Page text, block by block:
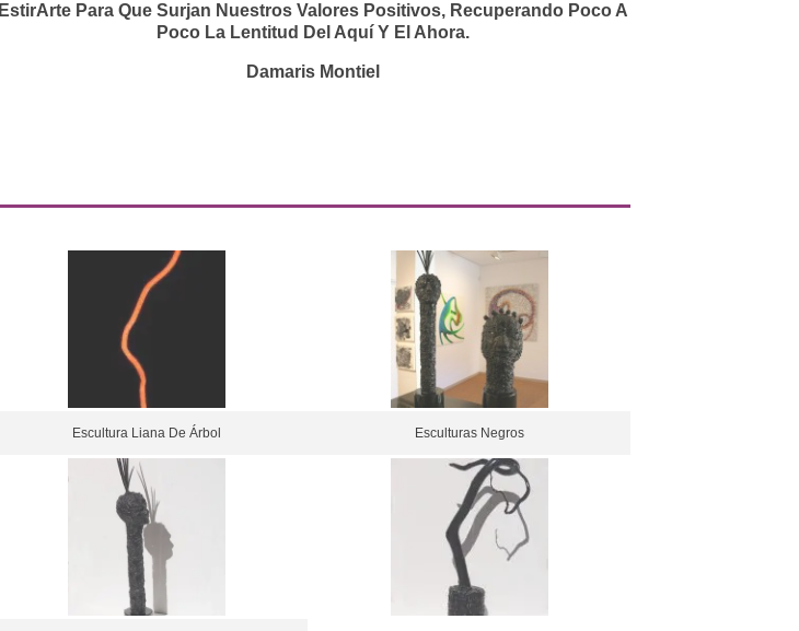
EstirArte Para Que Surjan Nuestros Valores Positivos, Recuperando Poco A
Poco La Lentitud Del Aquí Y El Ahora.
Damaris Montiel
Escultura Liana De Árbol Esculturas Negros